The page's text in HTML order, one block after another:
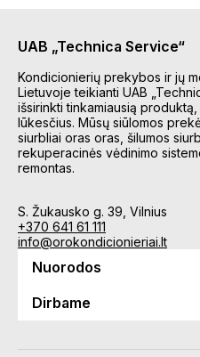
UAB „Technica Service“
Kondicionierių prekybos ir jų
Lietuvoje teikianti UAB
išsirinkti tinkamiausią
lūkesčius. Mūsų siūlomos
siurbliai oras oras, šilumos
rekuperacinės vėdinimo
remontas.
S. Žukausko g. 39, Vilnius
+370 641 61 111
info@orokondicionieriai.lt
Nuorodos
Dirbame